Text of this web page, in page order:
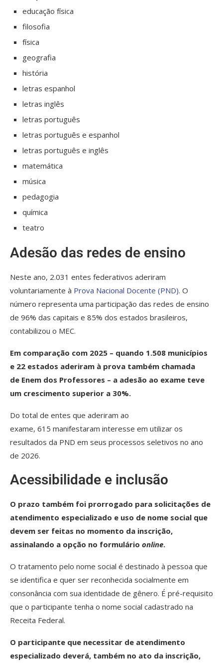
educação física
filosofia
física
geografia
história
letras espanhol
letras inglês
letras português
letras português e espanhol
letras português e inglês
matemática
música
pedagogia
química
teatro
Adesão das redes de ensino
Neste ano, 2.031 entes federativos aderiram
voluntariamente à Prova Nacional Docente (PND). O
número representa uma participação das redes de ensino
de 96% das capitais e 85% dos estados brasileiros,
contabilizou o MEC.
Em comparação com 2025 – quando 1.508 municípios
e 22 estados aderiram à prova também chamada
de Enem dos Professores – a adesão ao exame teve
um crescimento superior a 30%.
Do total de entes que aderiram ao
exame, 615 manifestaram interesse em utilizar os
resultados da PND em seus processos seletivos no ano
de 2026.
Acessibilidade e inclusão
O prazo também foi prorrogado para solicitações de
atendimento especializado e uso de nome social que
devem ser feitas no momento da inscrição,
assinalando a opção no formulário online.
O tratamento pelo nome social é destinado à pessoa que
se identifica e quer ser reconhecida socialmente em
consonância com sua identidade de gênero. É pré-requisito
que o participante tenha o nome social cadastrado na
Receita Federal.
O participante que necessitar de atendimento
especializado deverá, também no ato da inscrição,